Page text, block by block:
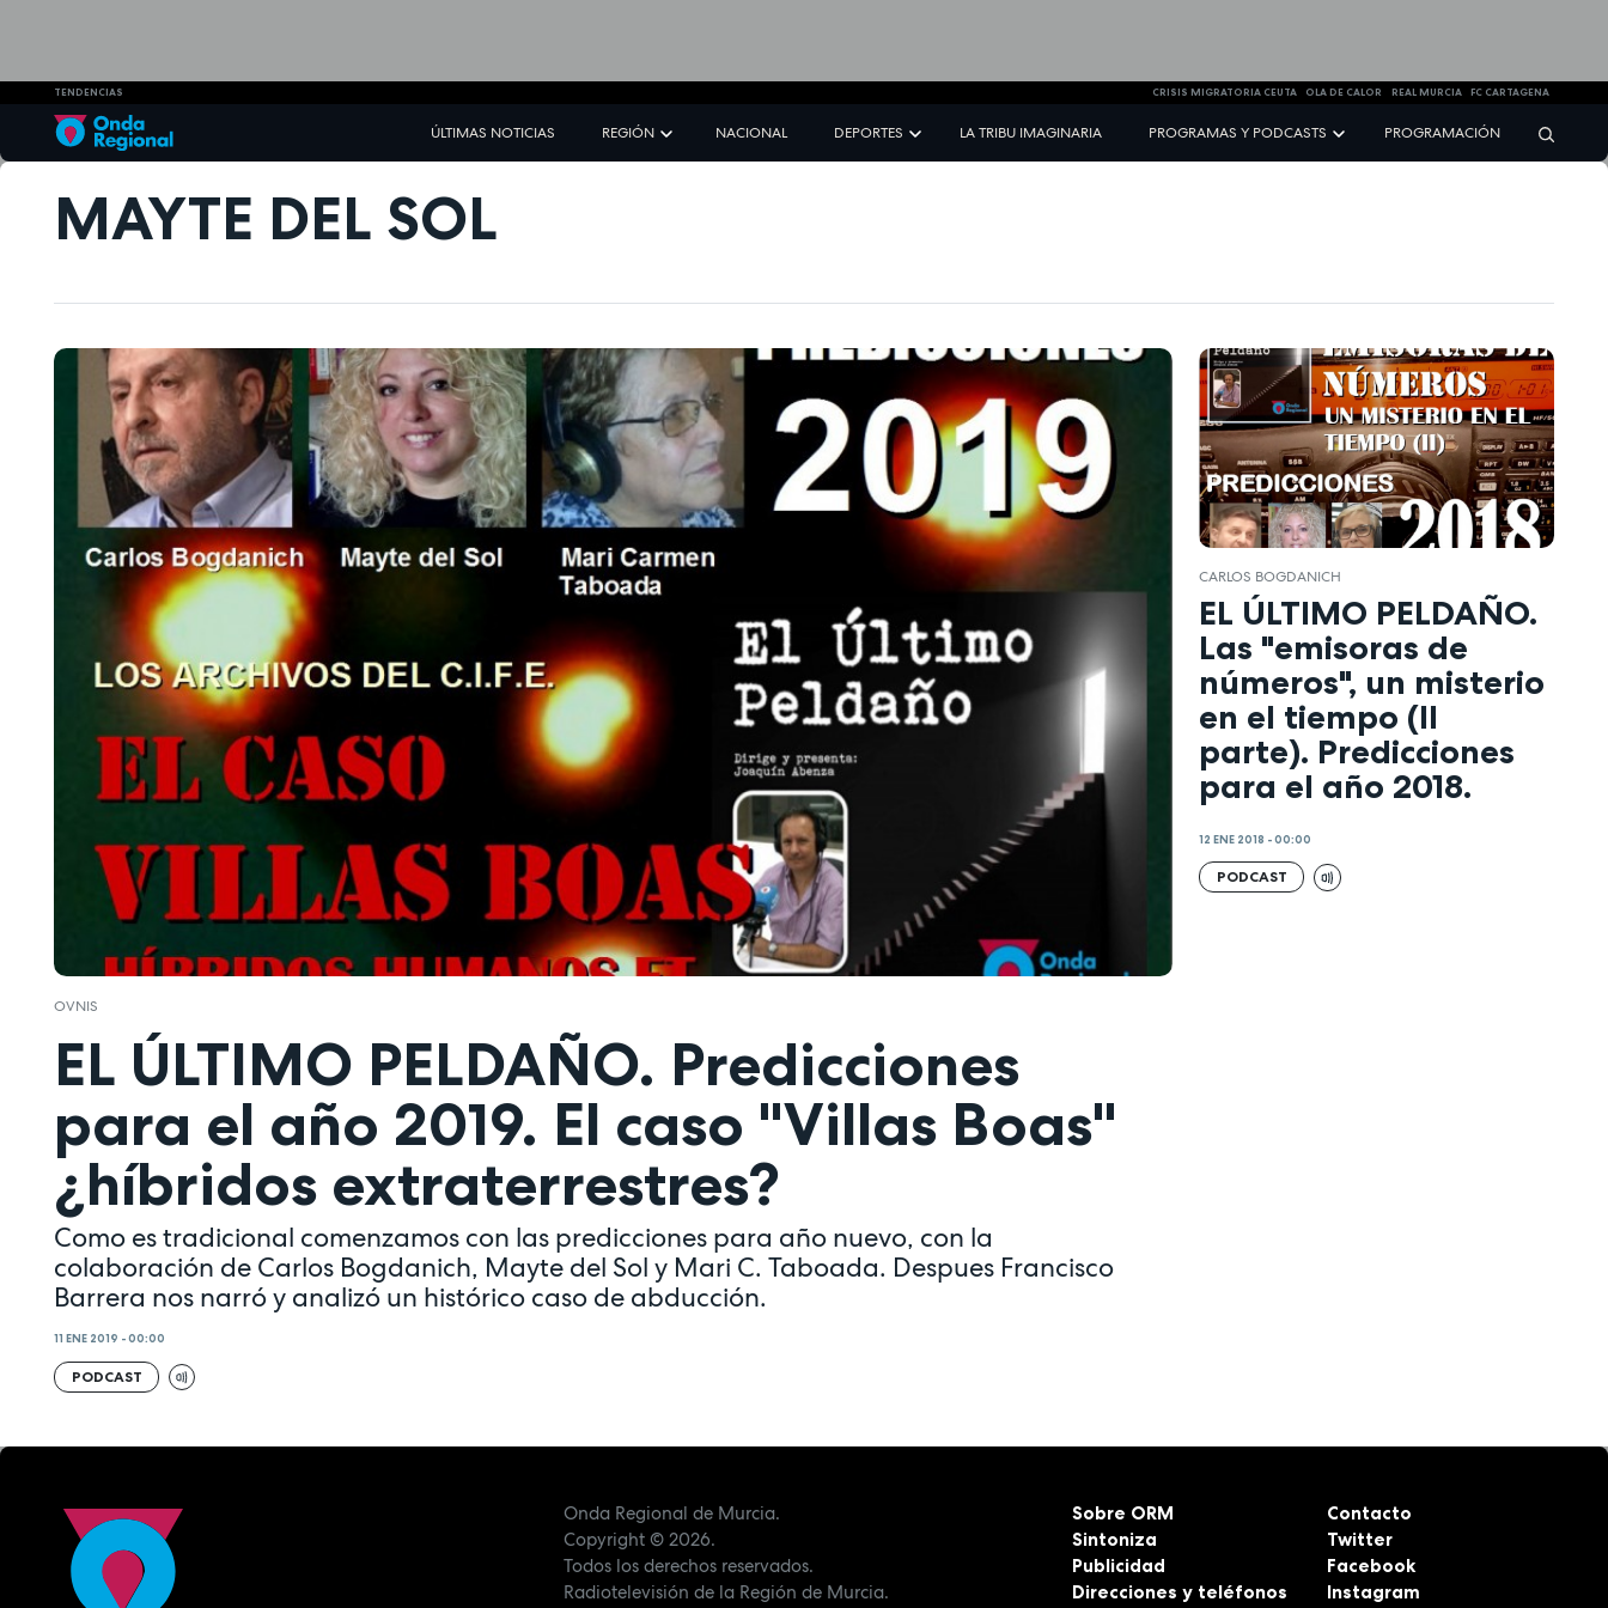
TENDENCIAS CRISIS MIGRATORIA CEUTA OLA DE CALOR REAL MURCIA FC CARTAGENA
ÚLTIMAS NOTICIAS REGIÓN NACIONAL DEPORTES LA TRIBU IMAGINARIA PROGRAMAS Y PODCASTS PROGRAMACIÓN
MAYTE DEL SOL
OVNIS
EL ÚLTIMO PELDAÑO. Predicciones
para el año 2019. El caso "Villas Boas"
¿híbridos extraterrestres?
Como es tradicional comenzamos con las predicciones para año nuevo, con la
colaboración de Carlos Bogdanich, Mayte del Sol y Mari C. Taboada. Despues Francisco
Barrera nos narró y analizó un histórico caso de abducción.
11 ENE 2019 - 00:00
PODCAST
CARLOS BOGDANICH
EL ÚLTIMO PELDAÑO.
Las "emisoras de
números", un misterio
en el tiempo (II
parte). Predicciones
para el año 2018.
12 ENE 2018 - 00:00
PODCAST
Onda Regional de Murcia.
Copyright© 2026.
Todos los derechos reservados.
Radiotelevisión de la Región de Murcia.
Sobre ORM
Sintoniza
Publicidad
Direcciones y teléfonos
Contacto
Twitter
Facebook
Instagram